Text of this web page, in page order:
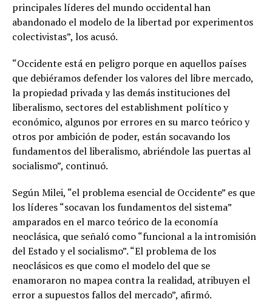
principales líderes del mundo occidental han
abandonado el modelo de la libertad por experimentos
colectivistas”, los acusó.
“Occidente está en peligro porque en aquellos países
que debiéramos defender los valores del libre mercado,
la propiedad privada y las demás instituciones del
liberalismo, sectores del establishment político y
económico, algunos por errores en su marco teórico y
otros por ambición de poder, están socavando los
fundamentos del liberalismo, abriéndole las puertas al
socialismo”, continuó.
Según Milei, “el problema esencial de Occidente” es que
los líderes “socavan los fundamentos del sistema”
amparados en el marco teórico de la economía
neoclásica, que señaló como “funcional a la intromisión
del Estado y el socialismo”. “El problema de los
neoclásicos es que como el modelo del que se
enamoraron no mapea contra la realidad, atribuyen el
error a supuestos fallos del mercado”, afirmó.